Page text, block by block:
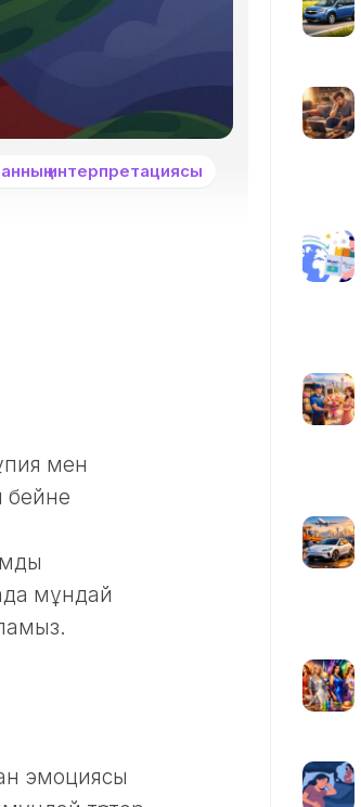
интерпретациясы
мен
бейне
мұндай
эмоциясы